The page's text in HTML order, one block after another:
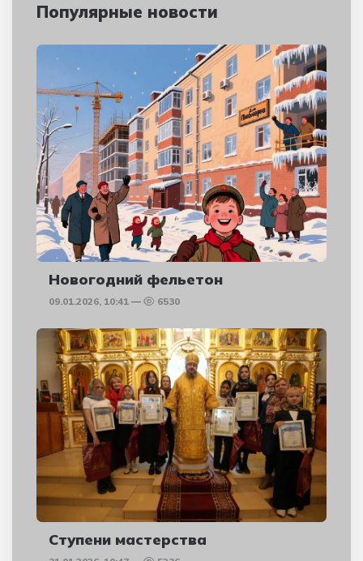
Популярные новости
Новогодний фельетон
09.01.2026, 10:41 6530
Ступени мастерства